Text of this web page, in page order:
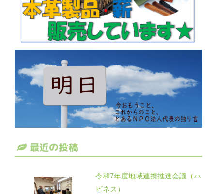
最近の投稿
令和7年度地域連携推進会議（ハ
ピネス）